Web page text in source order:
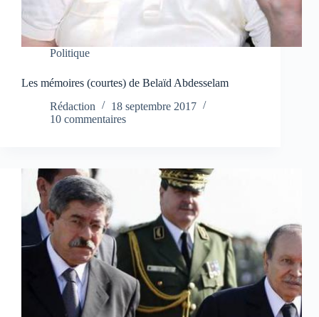
Politique
Les mémoires (courtes) de Belaïd Abdesselam
Rédaction
18 septembre 2017
10 commentaires